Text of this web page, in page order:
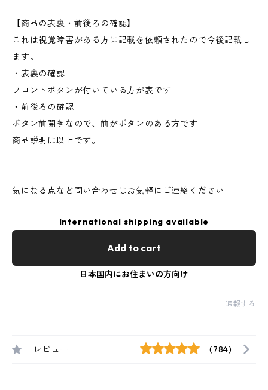
【商品の表裏・前後ろの確認】
これは視覚障害がある方に記載を依頼されたので今後記載し
ます。
・表裏の確認
フロントボタンが付いている方が表です
・前後ろの確認
ボタン前開きなので、前がボタンのある方です
商品説明は以上です。
気になる点など問い合わせはお気軽にご連絡ください
International shipping available
Add to cart
日本国内にお住まいの方向け
通報する
レビュー (784)